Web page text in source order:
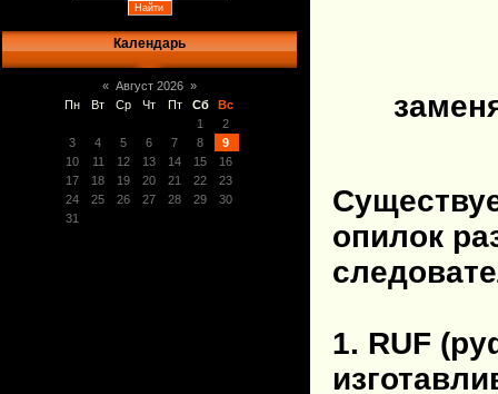
Календарь
« Август 2026 »
Пн
Вт Ср Чт Пт Сб
Вс
1
2
3
4 5 6 7 8
9
10
11 12 13 14 15
16
17
18 19 20 21 22
23
24
25 26 27 28 29
30
31
опилок
1. RUF